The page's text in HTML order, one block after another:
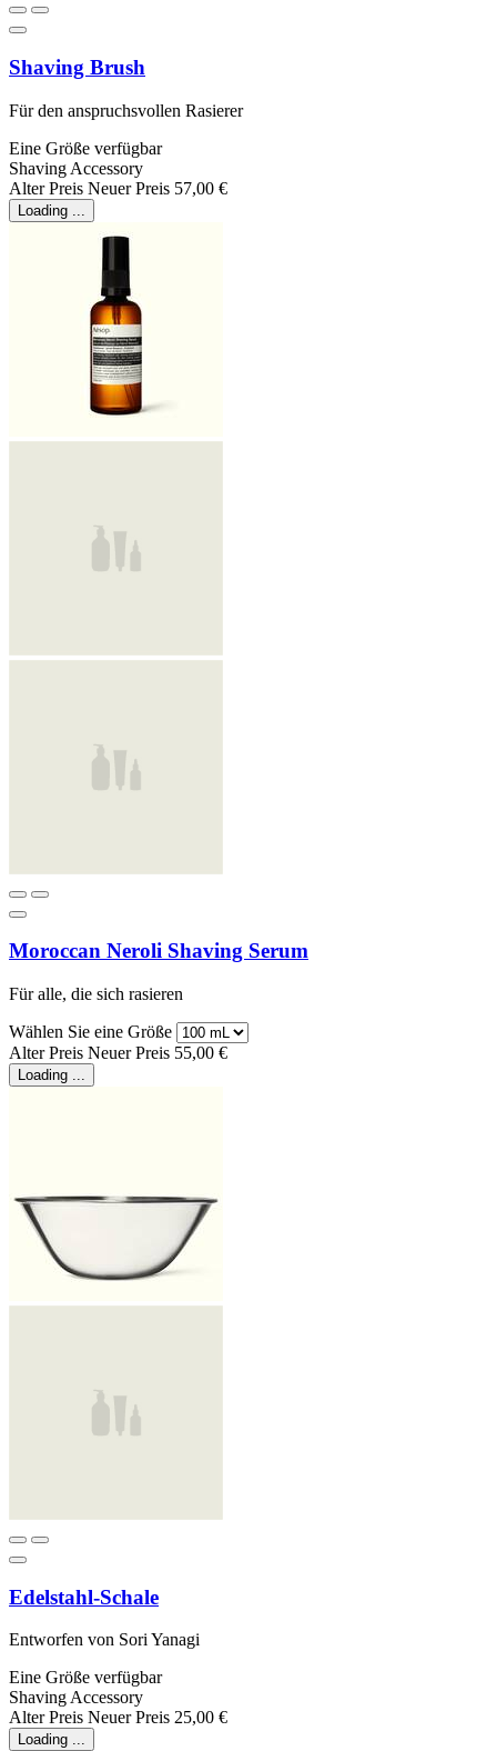
Shaving Brush
Für den anspruchsvollen Rasierer
Eine Größe verfügbar
Shaving Accessory
Alter Preis Neuer Preis 57,00 €
Loading ...
Moroccan Neroli Shaving Serum
Für alle, die sich rasieren
Wählen Sie eine Größe
Alter Preis Neuer Preis 55,00 €
Loading ...
Edelstahl-Schale
Entworfen von Sori Yanagi
Eine Größe verfügbar
Shaving Accessory
Alter Preis Neuer Preis 25,00 €
Loading ...